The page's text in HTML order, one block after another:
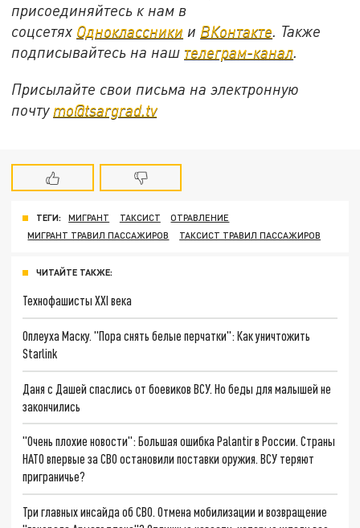
присоединяйтесь к нам в
соцсетях Одноклассники и ВКонтакте. Также
подписывайтесь на наш телеграм-канал.
Присылайте свои письма на электронную
почту mo@tsargrad.tv
ТЕГИ: МИГРАНТ ТАКСИСТ
ОТРАВЛЕНИЕ
МИГРАНТ ТРАВИЛ ПАССАЖИРОВ
ТАКСИСТ ТРАВИЛ ПАССАЖИРОВ
ЧИТАЙТЕ ТАКЖЕ:
Технофашисты XXI века
Оплеуха Маску. "Пора снять белые перчатки": Как уничтожить
Starlink
Даня с Дашей спаслись от боевиков ВСУ. Но беды для малышей не
закончились
"Очень плохие новости": Большая ошибка Palantir в России. Страны
НАТО впервые за СВО остановили поставки оружия. ВСУ теряют
приграничье?
Три главных инсайда об СВО. Отмена мобилизации и возвращение